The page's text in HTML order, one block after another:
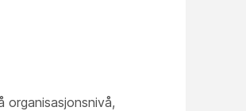
organisasjonsnivå,